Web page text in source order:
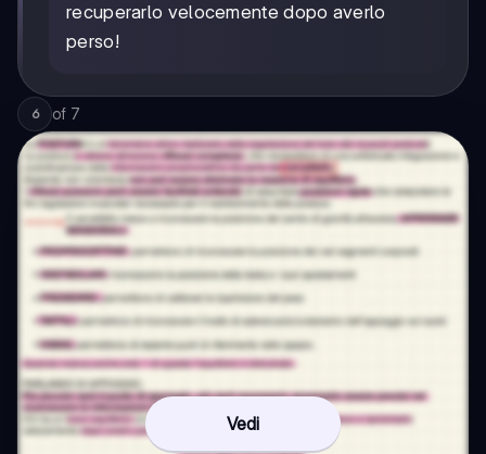
recuperarlo velocemente dopo averlo
perso!
6 of 7
Vedi